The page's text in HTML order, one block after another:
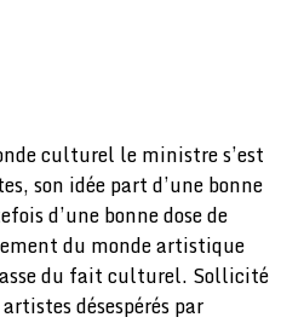
culturel le ministre s’est
son idée part d’une bonne
d’une bonne dose de
du monde artistique
du fait culturel. Sollicité
désespérés par